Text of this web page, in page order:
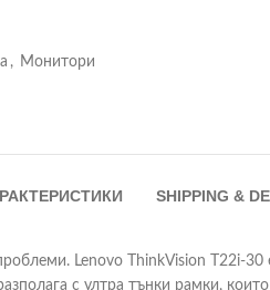
, Монитори
SHIPPING &
Lenovo ThinkVision T22i-30
с ултра тънки рамки,